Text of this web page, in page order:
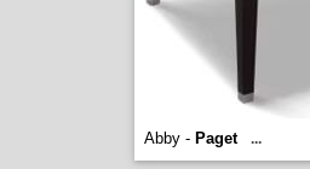
Abby - Paget ...